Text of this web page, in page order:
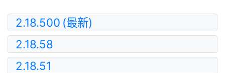
2.18.500 (最新)
2.18.58
2.18.51